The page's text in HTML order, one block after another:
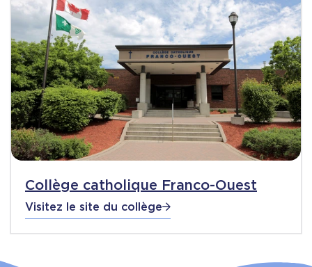
Collège catholique Franco-Ouest
Visitez le site du collège